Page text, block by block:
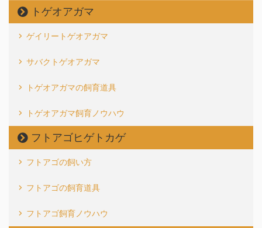
トゲオアガマ
ゲイリートゲオアガマ
サバクトゲオアガマ
トゲオアガマの飼育道具
トゲオアガマ飼育ノウハウ
フトアゴヒゲトカゲ
フトアゴの飼い方
フトアゴの飼育道具
フトアゴ飼育ノウハウ